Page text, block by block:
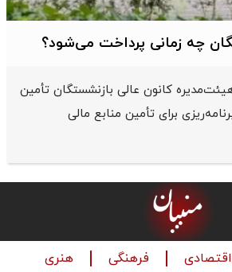
چه زمانی پرداخت می‌شود؟
کانون عالی بازنشستگان تأمین
برای تأمین منابع مالی
اقتصادی فرهنگی هنری